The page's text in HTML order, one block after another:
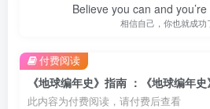
Believe you can and
相信自己，你也就成功
此内容为付费阅读，请付费后查看
付费阅读